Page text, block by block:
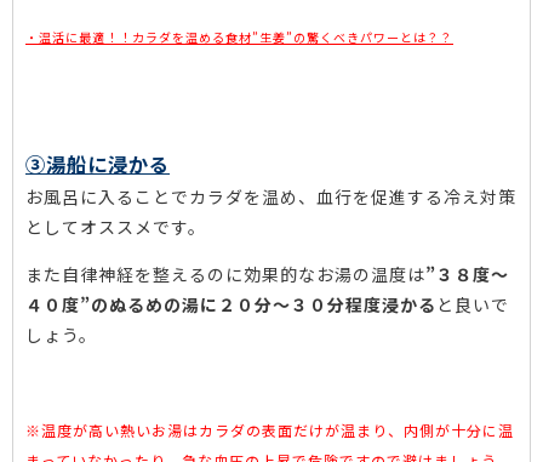
・温活に最適！！カラダを温める食材”生姜”の驚くべきパワーとは？？
③湯船に浸かる
お風呂に入ることでカラダを温め、血行を促進する冷え対策
としてオススメです。
また自律神経を整えるのに効果的なお湯の温度は”３８度～
４０度”のぬるめの湯に２０分〜３０分程度浸かる と良いで
しょう。
※温度が高い熱いお湯はカラダの表面だけが温まり、内側が十分に温